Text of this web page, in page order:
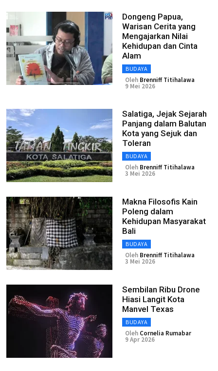
Dongeng Papua,
Warisan Cerita yang
Mengajarkan Nilai
Kehidupan dan Cinta
Alam
BUDAYA
Oleh Brenniff Titihalawa
9 Mei 2026
Salatiga, Jejak Sejarah
Panjang dalam Balutan
Kota yang Sejuk dan
Toleran
BUDAYA
Oleh Brenniff Titihalawa
3 Mei 2026
Makna Filosofis Kain
Poleng dalam
Kehidupan Masyarakat
Bali
BUDAYA
Oleh Brenniff Titihalawa
3 Mei 2026
Sembilan Ribu Drone
Hiasi Langit Kota
Manvel Texas
BUDAYA
Oleh Cornelia Rumabar
9 Apr 2026